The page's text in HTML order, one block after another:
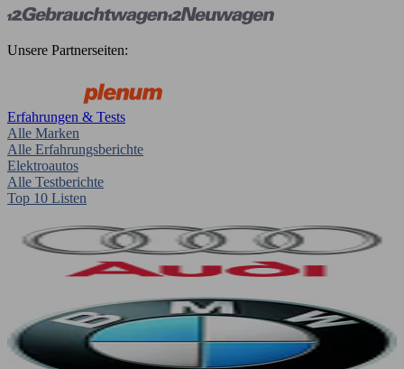
Unsere Partnerseiten:
Erfahrungen & Tests
Alle Marken
Alle Erfahrungsberichte
Elektroautos
Alle Testberichte
Top 10 Listen